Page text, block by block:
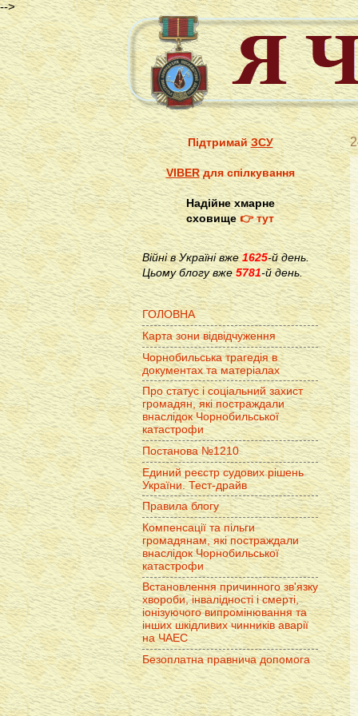
-->
ПідтримайЗСУ
VIBERдля спілкування
Надійне хмарне
сховище👉 тут
Війні в Україні вже1625-й день.
Цьому блогу вже 5781-й день.
ГОЛОВНА
Карта зони відвідчуження
Чорнобильська трагедія в
документах та матеріалах
Про статус і соціальний захист
громадян, які постраждали
внаслідок Чорнобильської
катастрофи
Постанова №1210
Единий реєстр судових рішень
України. Тест-драйв
Правила блогу
Компенсації та пільги
громадянам, які постраждали
внаслідок Чорнобильської
катастрофи
Встановлення причинного зв'язку
хвороби, інвалідності і смерті,
іонізуючого випромінювання та
інших шкідливих чинників аварії
на ЧАЕС
Безоплатна правнича допомога